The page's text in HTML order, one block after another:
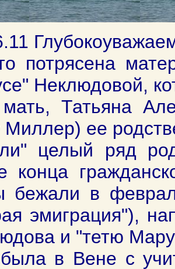
потрясена
Неклюдовой,
Татьяна
Миллер) ее
целый ряд
конца
бежали в
эмиграция"),
и "тетю
в Вене с